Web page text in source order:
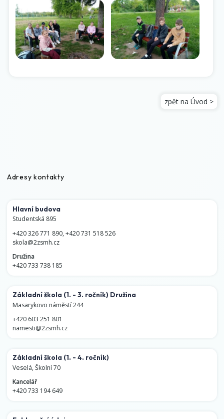
zpět na Úvod >
Adresy kontakty
Hlavní budova
Studentská 895
+420 326 771 890,+420 731 518 526
skola@2zsmh.cz
Družina
+420 733 738 185
Základní škola (1. - 3. ročník) Družina
Masarykovo náměstí 244
+420 603 251 801
namesti@2zsmh.cz
Základní škola (1. - 4. ročník)
Veselá, Školní 70
Kancelář
+420 733 194 649